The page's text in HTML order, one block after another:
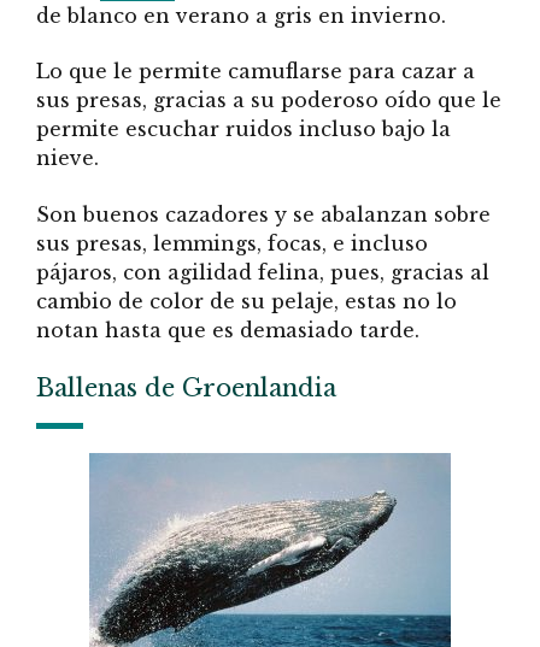
de blanco en verano a gris en invierno.
Lo que le permite camuflarse para cazar a
sus presas, gracias a su poderoso oído que le
permite escuchar ruidos incluso bajo la
nieve.
Son buenos cazadores y se abalanzan sobre
sus presas, lemmings, focas, e incluso
pájaros, con agilidad felina, pues, gracias al
cambio de color de su pelaje, estas no lo
notan hasta que es demasiado tarde.
Ballenas de Groenlandia